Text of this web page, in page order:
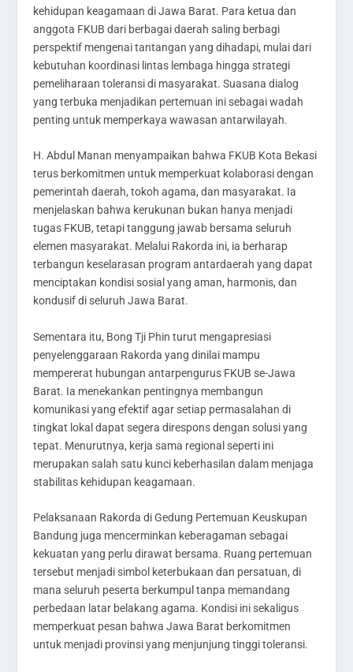
kehidupan keagamaan di Jawa Barat. Para ketua dan
anggota FKUB dari berbagai daerah saling berbagi
perspektif mengenai tantangan yang dihadapi, mulai dari
kebutuhan koordinasi lintas lembaga hingga strategi
pemeliharaan toleransi di masyarakat. Suasana dialog
yang terbuka menjadikan pertemuan ini sebagai wadah
penting untuk memperkaya wawasan antarwilayah.
H. Abdul Manan menyampaikan bahwa FKUB Kota Bekasi
terus berkomitmen untuk memperkuat kolaborasi dengan
pemerintah daerah, tokoh agama, dan masyarakat. Ia
menjelaskan bahwa kerukunan bukan hanya menjadi
tugas FKUB, tetapi tanggung jawab bersama seluruh
elemen masyarakat. Melalui Rakorda ini, ia berharap
terbangun keselarasan program antardaerah yang dapat
menciptakan kondisi sosial yang aman, harmonis, dan
kondusif di seluruh Jawa Barat.
Sementara itu, Bong Tji Phin turut mengapresiasi
penyelenggaraan Rakorda yang dinilai mampu
mempererat hubungan antarpengurus FKUB se-Jawa
Barat. Ia menekankan pentingnya membangun
komunikasi yang efektif agar setiap permasalahan di
tingkat lokal dapat segera direspons dengan solusi yang
tepat. Menurutnya, kerja sama regional seperti ini
merupakan salah satu kunci keberhasilan dalam menjaga
stabilitas kehidupan keagamaan.
Pelaksanaan Rakorda di Gedung Pertemuan Keuskupan
Bandung juga mencerminkan keberagaman sebagai
kekuatan yang perlu dirawat bersama. Ruang pertemuan
tersebut menjadi simbol keterbukaan dan persatuan, di
mana seluruh peserta berkumpul tanpa memandang
perbedaan latar belakang agama. Kondisi ini sekaligus
memperkuat pesan bahwa Jawa Barat berkomitmen
untuk menjadi provinsi yang menjunjung tinggi toleransi.